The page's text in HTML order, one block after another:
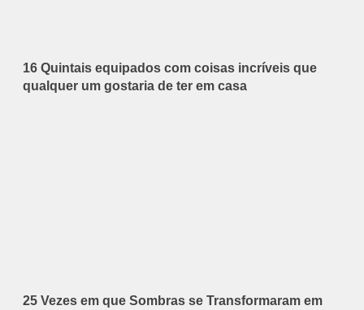
16 Quintais equipados com coisas incríveis que
qualquer um gostaria de ter em casa
25 Vezes em que Sombras se Transformaram em